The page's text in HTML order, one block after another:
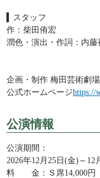
▍スタッフ
作：柴田侑宏
潤色・演出・作詞：内藤
企画・制作 梅田芸術劇場
公式ホームページhttps://
公演情報
公演期間：
2026年12月25日(金)～12
料 金： Ｓ席14,000円